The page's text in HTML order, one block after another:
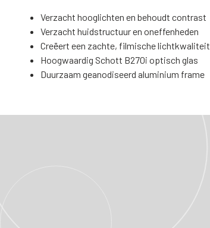
Verzacht hooglichten en behoudt contrast
Verzacht huidstructuur en oneffenheden
Creëert een zachte, filmische lichtkwaliteit
Hoogwaardig Schott B270i optisch glas
Duurzaam geanodiseerd aluminium frame